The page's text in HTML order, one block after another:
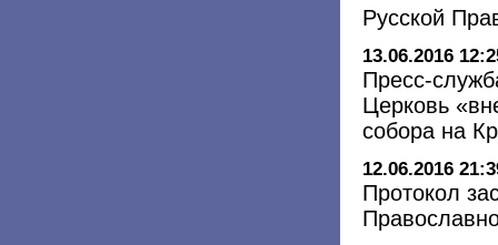
Русской
13.06.2016
Пресс-
Церковь
собора на
12.06.2016
Протокол